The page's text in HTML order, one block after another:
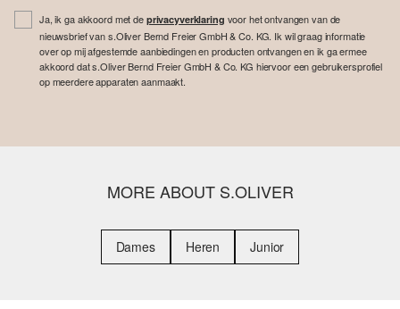
Ja, ik ga akkoord met de privacyverklaring voor het ontvangen van de
nieuwsbrief van s.Oliver Bernd Freier GmbH & Co. KG. Ik wil graag informatie
over op mij afgestemde aanbiedingen en producten ontvangen en ik ga ermee
akkoord dat s.Oliver Bernd Freier GmbH & Co. KG hiervoor een gebruikersprofiel
op meerdere apparaten aanmaakt.
MORE ABOUT S.OLIVER
Dames Heren Junior